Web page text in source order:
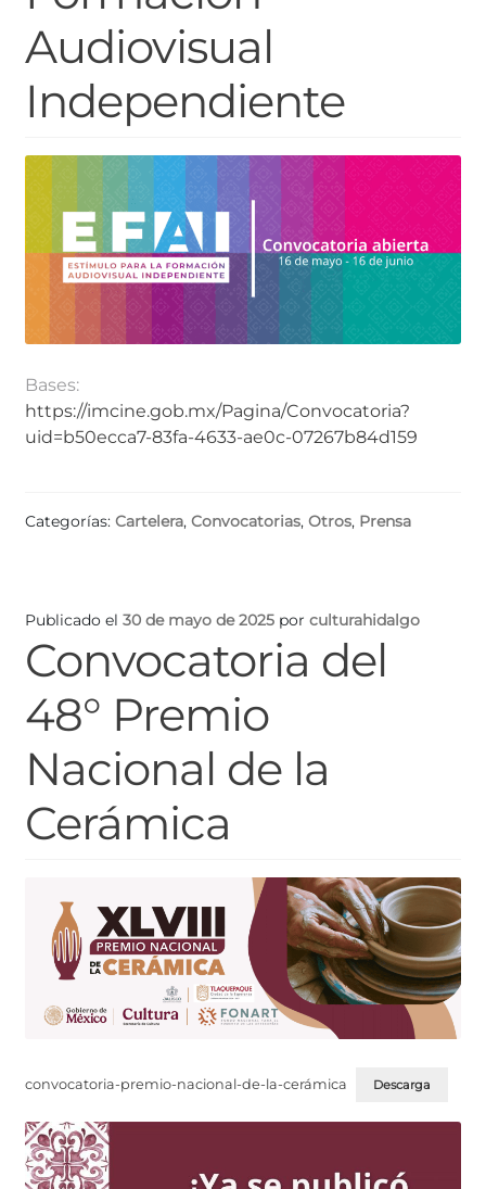
Audiovisual
Independiente
Bases:
https://imcine.gob.mx/Pagina/Convocatoria?
uid=b50ecca7-83fa-4633-ae0c-07267b84d159
Categorías: Cartelera, Convocatorias, Otros, Prensa
Publicado el 30 de mayo de 2025 por culturahidalgo
Convocatoria del
48° Premio
Nacional de la
Cerámica
convocatoria-premio-nacional-de-la-cerámica Descarga